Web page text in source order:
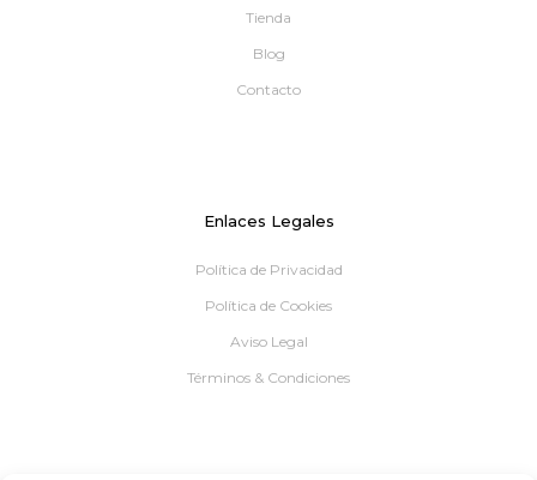
Tienda
Blog
Contacto
Enlaces Legales
Política de Privacidad
Política de Cookies
Aviso Legal
Términos & Condiciones